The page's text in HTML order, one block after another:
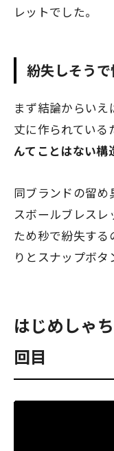
レットでした。
紛失しそう
まず結論からい
丈に作られている
んてことはない構
同ブランドの留め
スボールブレスレ
ため秒で紛失する
りとスナップボタ
はじめしゃ
回目